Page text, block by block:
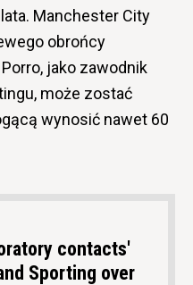
Manchester City
obrońcy
jako zawodnik
może zostać
wynosić nawet 60
contacts'
Sporting over